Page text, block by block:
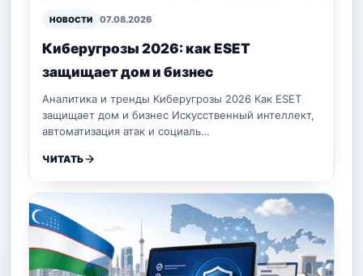
НОВОСТИ 07.08.2026
Киберугрозы 2026: как ESET
защищает дом и бизнес
Аналитика и тренды Киберугрозы 2026 Как ESET
защищает дом и бизнес Искусственный интеллект,
автоматизация атак и социаль…
ЧИТАТЬ